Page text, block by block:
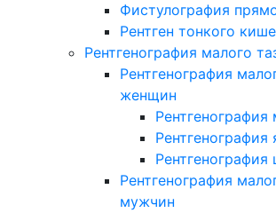
Фистулография
Рентген тонкого
Рентгенография малого
Рентгенография
женщин
Рентгенография
Рентгенография
Рентгенография
мужчин